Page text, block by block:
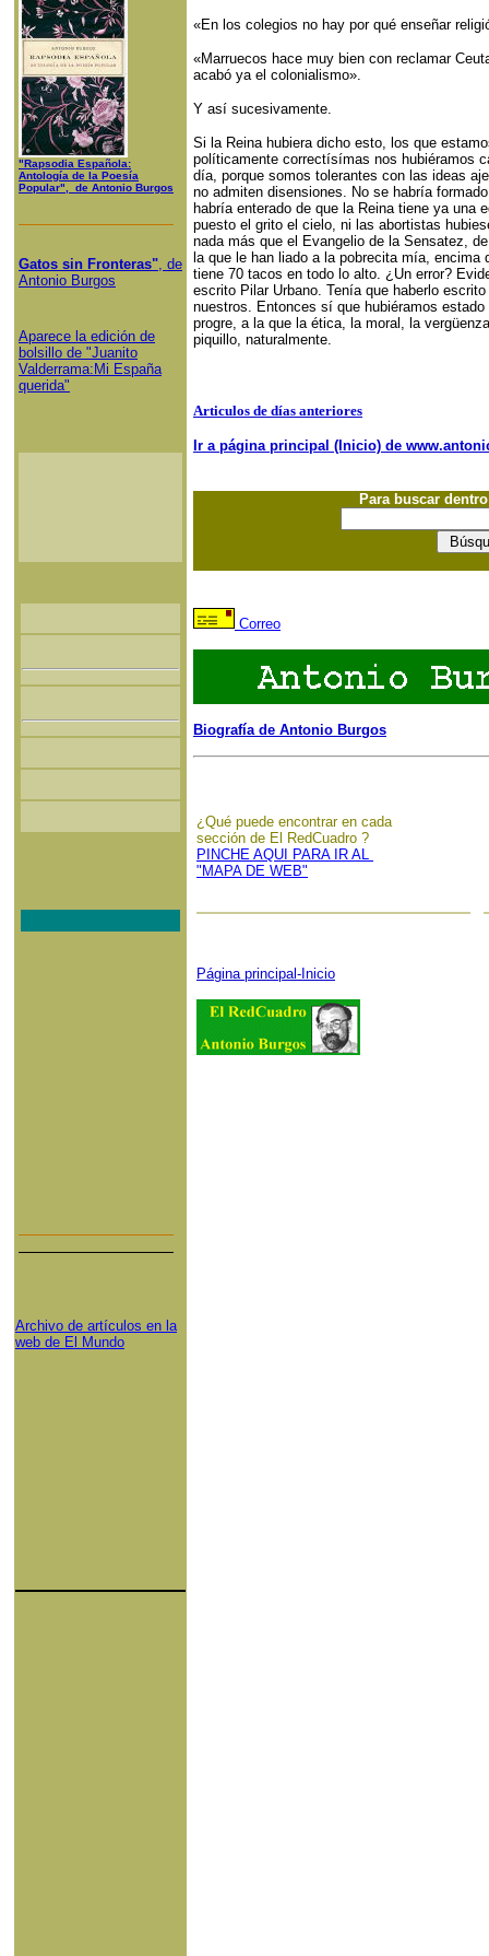
"Rapsodia Española:
Antología de la Poesía
Popular", de Antonio Burgos
Gatos sin Fronteras", de
Antonio Burgos
Aparece la edición de
bolsillo de "Juanito
Valderrama:Mi España
querida"
Archivo de artículos en la
web de El Mundo
«En los colegios no hay por qué enseñar
«Marruecos hace muy bien con reclamar
acabó ya el colonialismo».
Y así sucesivamente.
Si la Reina hubiera dicho esto, los que
políticamente correctísímas nos hubiéramos
día, porque somos tolerantes con las ideas
no admiten disensiones. No se habría
habría enterado de que la Reina tiene ya una
puesto el grito el cielo, ni las abortistas
nada más que el Evangelio de la Sensatez,
la que le han liado a la pobrecita mía,
tiene 70 tacos en todo lo alto. ¿Un error?
escrito Pilar Urbano. Tenía que haberlo
nuestros. Entonces sí que hubiéramos
progre, a la que la ética, la moral, la
piquillo, naturalmente.
Articulos de días anteriores
Ir a página principal (Inicio) de
Para buscar
Correo
Biografía de Antonio Burgos
¿Qué puede encontrar en cada
sección de El RedCuadro ?
PINCHE AQUI PARA IR AL
"MAPA DE WEB"
Página principal-Inicio